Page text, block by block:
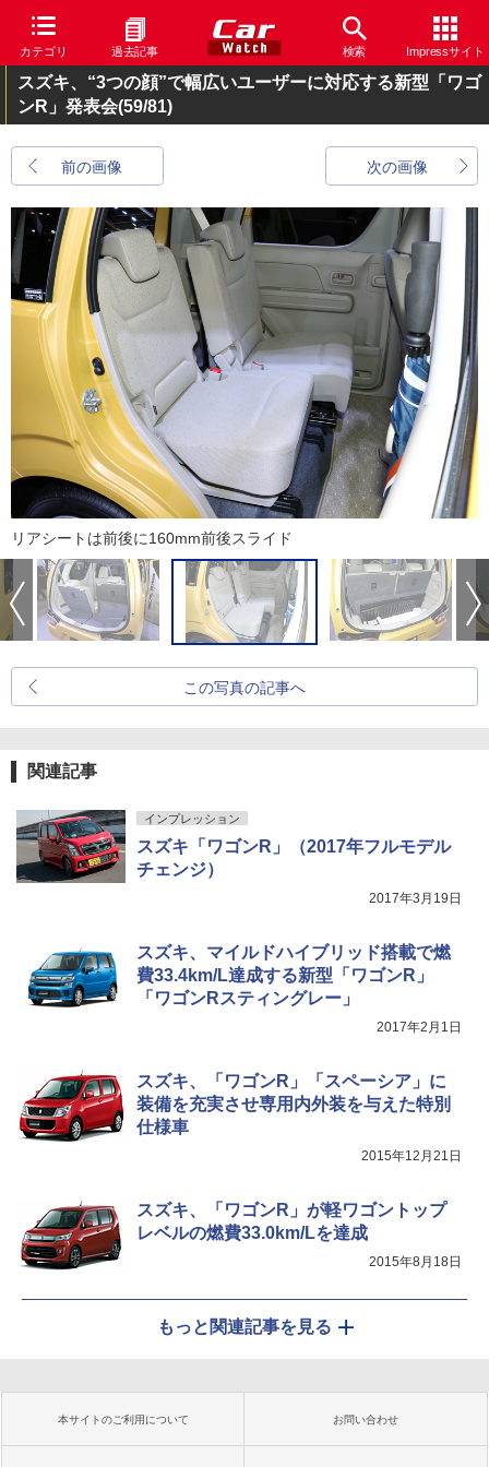
カテゴリ 過去記事 検索 Impressサイト
スズキ、“3つの顔”で幅広いユーザーに対応する新型「ワゴ
ンR」発表会(59/81)
前の画像 次の画像
リアシートは前後に160mm前後スライド
この写真の記事へ
関連記事
インプレッション
スズキ「ワゴンR」（2017年フルモデル
チェンジ）
2017年3月19日
スズキ、マイルドハイブリッド搭載で燃
費33.4km/L達成する新型「ワゴンR」
「ワゴンRスティングレー」
2017年2月1日
スズキ、「ワゴンR」「スペーシア」に
装備を充実させ専用内外装を与えた特別
仕様車
2015年12月21日
スズキ、「ワゴンR」が軽ワゴントップ
レベルの燃費33.0km/Lを達成
2015年8月18日
もっと関連記事を見る
本サイトのご利用について お問い合わせ